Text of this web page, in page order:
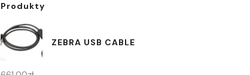
Produkty
ZEBRA USB CABLE